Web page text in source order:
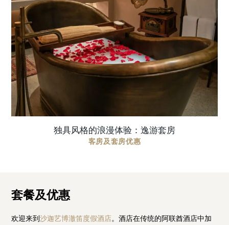
这个季节，在沙迦最浪漫的豪华精品酒店之一，为
您的爱情故事增添一抹沙漠浪漫。我们将在历史悠
久、隽永优雅的酒店内，通过传统阿拉伯式热情的
款待，让您和您的爱人尽享沙迦的传奇异域风情。
套 ...
独具风格的浪漫体验：逸游套房
客房及套房优惠
套餐及优惠
欢迎来到沙迦艺博澈笛度假酒店。酒店在传统的阿联酋酒店中加